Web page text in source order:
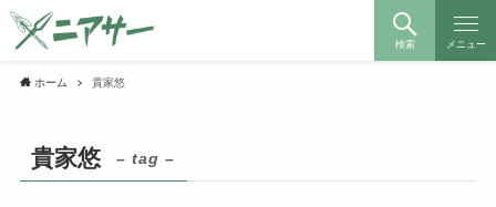
検索 メニュー
ホーム 貴家悠
貴家悠 – tag –